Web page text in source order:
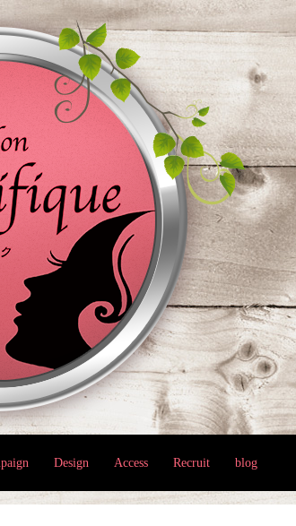
Design Access Recruit blog